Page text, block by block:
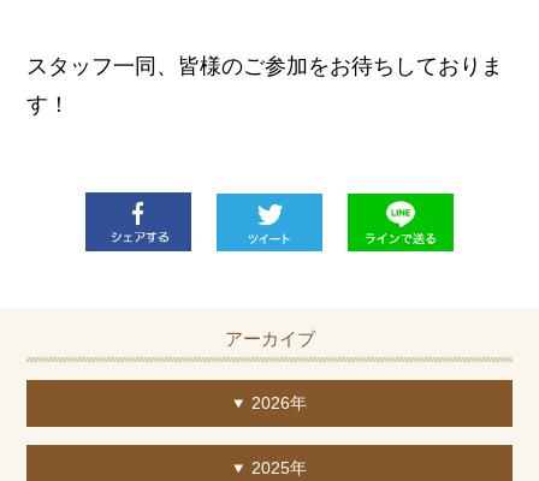
スタッフ一同、皆様のご参加をお待ちしておりま
す！
アーカイブ
2026年
2025年